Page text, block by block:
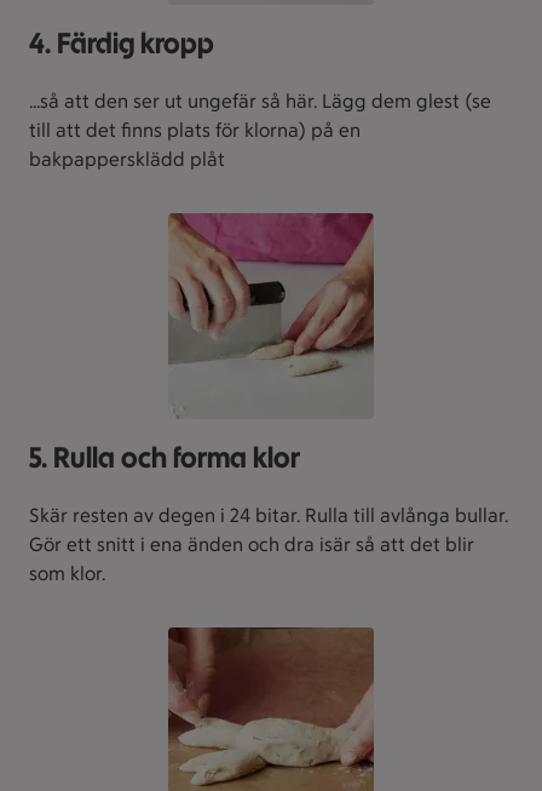
4. Färdig kropp
...så att den ser ut ungefär så här. Lägg dem glest (se
till att det finns plats för klorna) på en
bakpappersklädd plåt
5. Rulla och forma klor
Skär resten av degen i 24 bitar. Rulla till avlånga bullar.
Gör ett snitt i ena änden och dra isär så att det blir
som klor.